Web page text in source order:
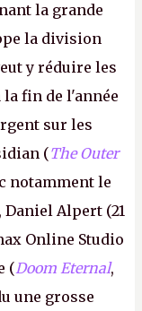
la grande
la division
y réduire les
fin de l'année
sur les
(The Outer
notamment le
Alpert (21
Online Studio
(Doom Eternal,
une grosse